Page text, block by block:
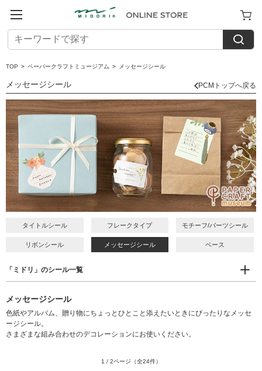
TOP > ペーパークラフトミュージアム > メッセージシール
メッセージシール PCMトップへ戻る
タイトルシール フレークタイプ モチーフ/パーツシール
リボンシール メッセージシール ベース
「ミドリ」のシール一覧
メッセージシール
色紙やアルバム、贈り物にちょっとひとこと添えたいときにぴったりなメッセ
ージシール。
さまざまな組み合わせのデコレーションにお使いください。
1 / 2ページ （全24件）